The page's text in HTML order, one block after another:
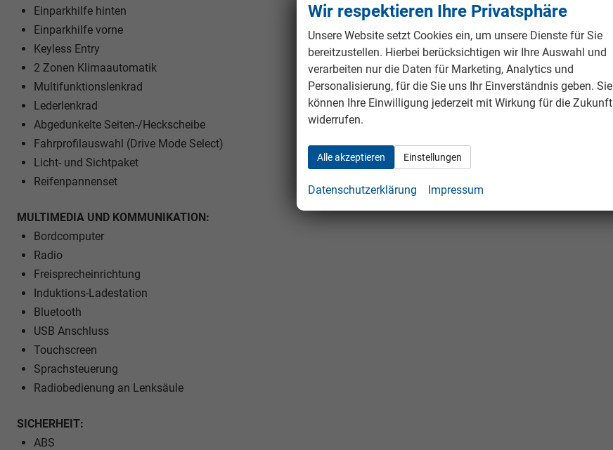
Einparkhilfe hinten
Einparkhilfe vorne
Keyless Entry
2 Zonen Klimaautomatik
Multifunktionslenkrad
Lederlenkrad
Abgedunkelte Seiten-/Heckscheibe
Fahrprofilauswahl (Drive Mode Select)
Licht- und Sichtpaket
Reifenpannenset
MULTIMEDIA UND KOMMUNIKATION:
Bordcomputer
Radio
Freisprecheinrichtung
Induktions-Ladestation
Bluetooth
USB Anschluss
Touchscreen
Sprachsteuerung
Radiobedienung an Lenksäule
SICHERHEIT:
ABS
Wir respektieren Ihre Privatsphäre
Unsere Website setzt Cookies ein, um unsere Dienste für Sie
bereitzustellen. Hierbei berücksichtigen wir Ihre Auswahl und
verarbeiten nur die Daten für Marketing, Analytics und
Personalisierung, für die Sie uns Ihr Einverständnis geben. Sie
können Ihre Einwilligung jederzeit mit Wirkung für die Zukunft
widerrufen.
Alle akzeptieren Einstellungen
Datenschutzerklärung Impressum